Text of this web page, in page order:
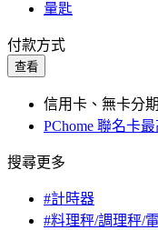
量匙
付款方式
查看
信用卡、無卡分
PChome 聯名卡
搜尋更多
#計時器
#料理秤/調理秤/